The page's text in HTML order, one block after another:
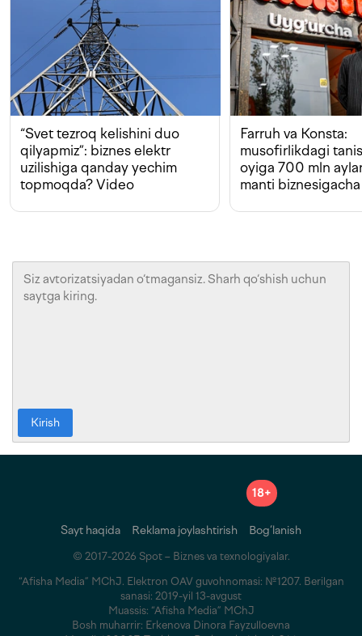
“Svet tezroq kelishini duo
qilyapmiz”: biznes elektr
uzilishiga qanday yechim
topmoqda? Video
Farruh va Konsta:
musofirlikdagi
oyiga 700 mln
manti biznesigacha
Kirish
18+
Sayt haqida Reklama joylashtirish Bog‘lanish
© 2017-2026 Spot – Biznes va texnologiyalar.
“Afisha Media” MChJ. Elektron OAV guvohnomasi: №1207. Berilgan
sanasi: 2019-yil 13-avgust
Muassis: “Afisha Media” MChJ
Bosh muharrir: Erkenova Dinora Fayzulloevna